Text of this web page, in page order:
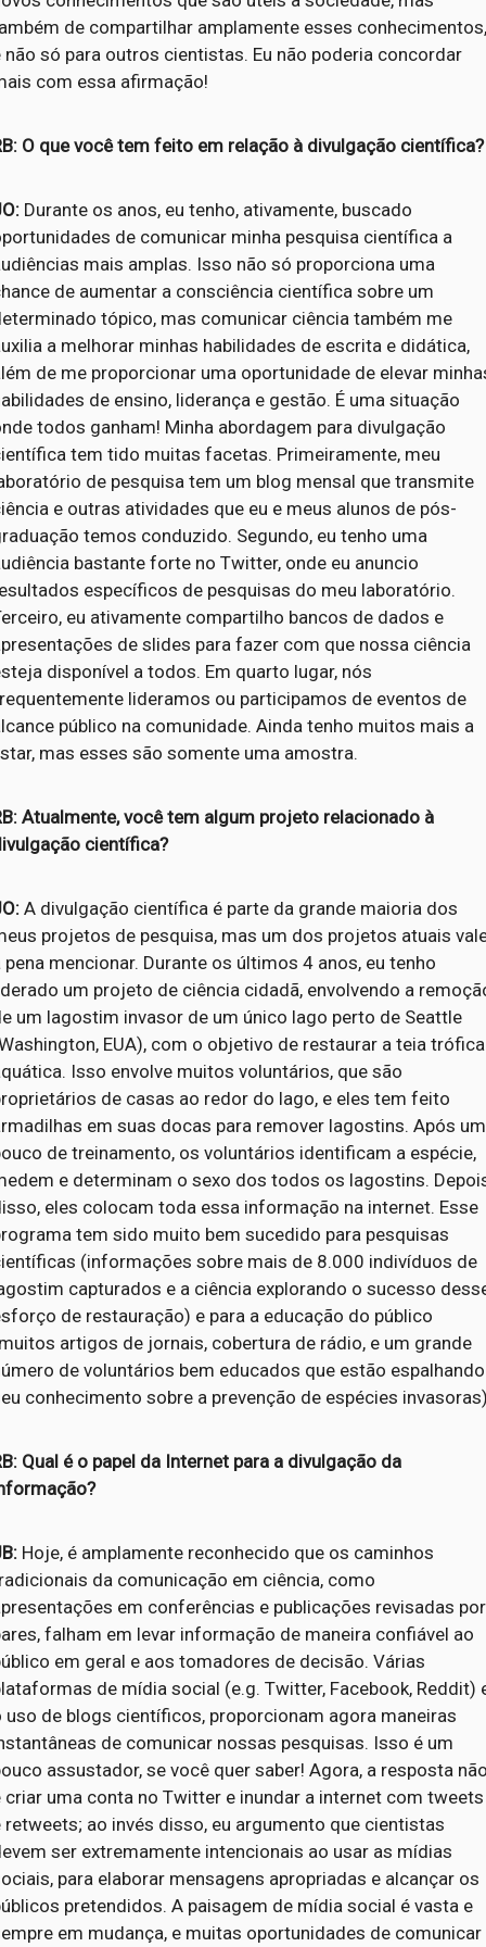
de compartilhar amplamente esses
não só para outros cientistas. Eu não poderia concordar
com essa afirmação!
O que você tem feito em relação à divulgação científica?
Durante os anos, eu tenho, ativamente, buscado
de comunicar minha pesquisa científica a
mais amplas. Isso não só proporciona uma
de aumentar a consciência científica sobre um
tópico, mas comunicar ciência também me
a melhorar minhas habilidades de escrita e didática,
de me proporcionar uma oportunidade de elevar
de ensino, liderança e gestão. É uma situação
todos ganham! Minha abordagem para divulgação
tem tido muitas facetas. Primeiramente, meu
de pesquisa tem um blog mensal que transmite
e outras atividades que eu e meus alunos de pós-
temos conduzido. Segundo, eu tenho uma
bastante forte no Twitter, onde eu anuncio
específicos de pesquisas do meu laboratório.
eu ativamente compartilho bancos de dados e
de slides para fazer com que nossa ciência
disponível a todos. Em quarto lugar, nós
lideramos ou participamos de eventos de
público na comunidade. Ainda tenho muitos mais a
mas esses são somente uma amostra.
Atualmente, você tem algum projeto relacionado à
científica?
A divulgação científica é parte da grande maioria dos
projetos de pesquisa, mas um dos projetos atuais
pena mencionar. Durante os últimos 4 anos, eu tenho
um projeto de ciência cidadã, envolvendo a
um lagostim invasor de um único lago perto de Seattle
EUA), com o objetivo de restaurar a teia trófica
Isso envolve muitos voluntários, que são
de casas ao redor do lago, e eles tem feito
em suas docas para remover lagostins. Após um
de treinamento, os voluntários identificam a espécie,
e determinam o sexo dos todos os lagostins.
eles colocam toda essa informação na internet. Esse
tem sido muito bem sucedido para pesquisas
(informações sobre mais de 8.000 indivíduos de
capturados e a ciência explorando o sucesso
de restauração) e para a educação do público
artigos de jornais, cobertura de rádio, e um grande
de voluntários bem educados que estão espalhando
conhecimento sobre a prevenção de espécies
Qual é o papel da Internet para a divulgação da
Hoje, é amplamente reconhecido que os caminhos
da comunicação em ciência, como
em conferências e publicações revisadas por
falham em levar informação de maneira confiável ao
em geral e aos tomadores de decisão. Várias
de mídia social (e.g. Twitter, Facebook, Reddit)
uso de blogs científicos, proporcionam agora maneiras
de comunicar nossas pesquisas. Isso é um
assustador, se você quer saber! Agora, a resposta
criar uma conta no Twitter e inundar a internet com tweets
retweets; ao invés disso, eu argumento que cientistas
ser extremamente intencionais ao usar as mídias
para elaborar mensagens apropriadas e alcançar os
pretendidos. A paisagem de mídia social é vasta e
em mudança, e muitas oportunidades de comunicar